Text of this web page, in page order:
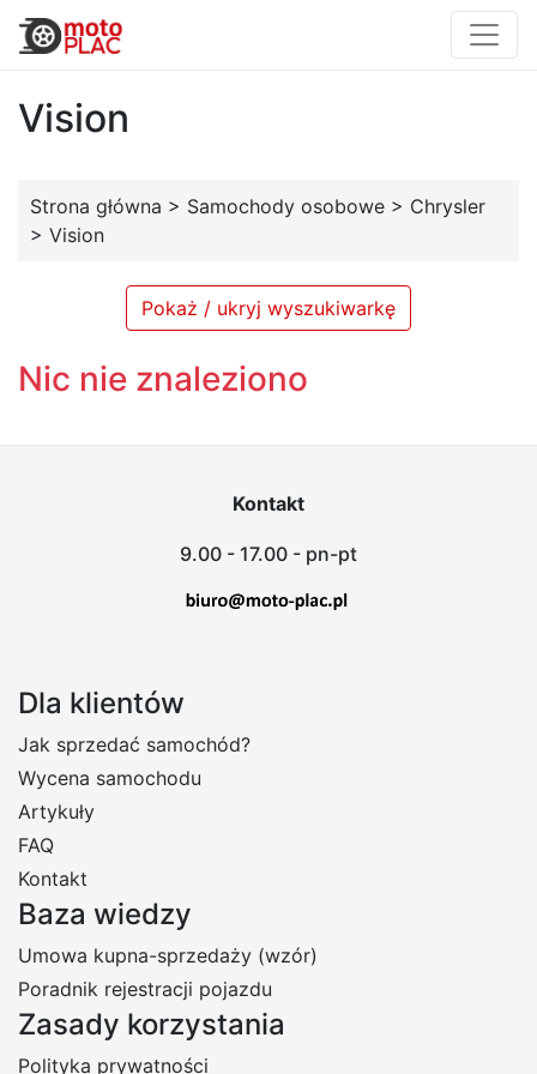
Vision
Strona główna > Samochody osobowe > Chrysler
> Vision
Pokaż / ukryj wyszukiwarkę
Nic nie znaleziono
Kontakt
9.00 - 17.00 - pn-pt
Dla klientów
Jak sprzedać samochód?
Wycena samochodu
Artykuły
FAQ
Kontakt
Baza wiedzy
Umowa kupna-sprzedaży (wzór)
Poradnik rejestracji pojazdu
Zasady korzystania
Polityka prywatności